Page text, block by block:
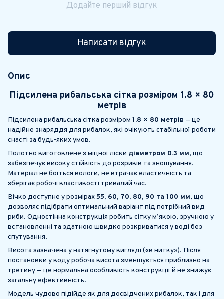
Додайте перший відгук
Написати відгук
Опис
Підсилена рибальська сітка розміром 1.8 × 80
метрів
Підсилена рибальська сітка розміром 1.8 × 80 метрів — це
надійне знаряддя для рибалок, які очікують стабільної роботи
снасті за будь-яких умов.
Полотно виготовлене з міцної ліски діаметром 0.3 мм, що
забезпечує високу стійкість до розривів та зношування.
Матеріал не боїться вологи, не втрачає еластичність та
зберігає робочі властивості тривалий час.
Вічко доступне у розмірах55, 60, 70, 80, 90 та 100 мм, що
дозволяє підібрати оптимальний варіант під потрібний вид
риби. Одностінна конструкція робить сітку м’якою, зручною у
встановленні та здатною швидко розкриватися у воді без
спутування.
Висота зазначена у натягнутому вигляді («в нитку»). Після
постановки у воду робоча висота зменшується приблизно на
третину — це нормальна особливість конструкції й не знижує
загальну ефективність.
Модель чудово підійде як для досвідчених рибалок, так і для